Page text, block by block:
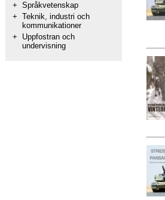
+ Språkvetenskap
+ Teknik, industri och
kommunikationer
+
Uppfostran och
undervisning